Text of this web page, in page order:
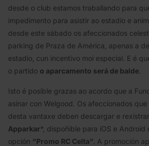
desde o club estamos traballando para
impedimento para asistir ao estadio e
desde este sábado os afeccionados
parking de Praza de América, apenas a
estadio, cun incentivo moi especial. E é
o partido o aparcamento será de balde
Isto é posible grazas ao acordo que a
asinar con Welgood. Os afeccionados
desta vantaxe deben descargar e
Apparkar*, dispoñible para iOS e Android
opción “Promo RC Celta” . A promoción